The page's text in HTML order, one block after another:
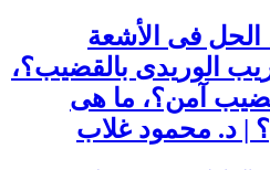
الحل فى الأشعة
الوريدى بالقضيب؟،
آمن؟، ما هى
| د. محمود غلاب